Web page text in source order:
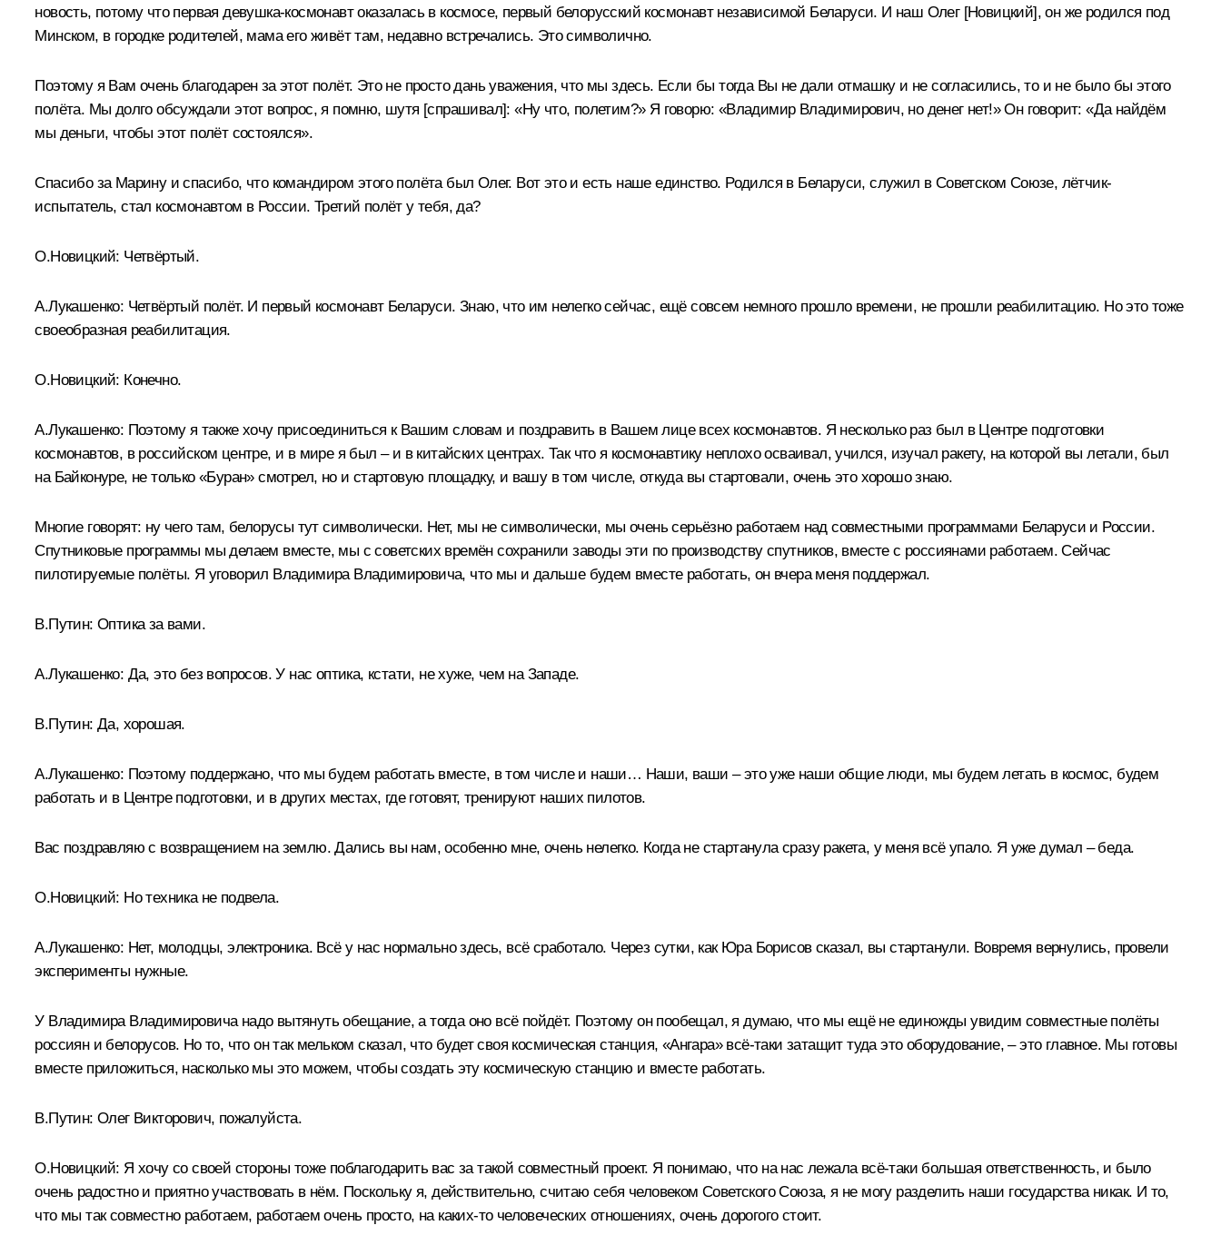
новость, потому что первая девушка-космонавт оказалась в космосе, первый белорусский космонавт независимой Беларуси. И наш Олег [Новицкий], он же родился под
Минском, в городке родителей, мама его живёт там, недавно встречались. Это символично.
Поэтому я Вам очень благодарен за этот полёт. Это не просто дань уважения, что мы здесь. Если бы тогда Вы не дали отмашку и не согласились, то и не было бы этого
полёта. Мы долго обсуждали этот вопрос, я помню, шутя [спрашивал]: «Ну что, полетим?» Я говорю: «Владимир Владимирович, но денег нет!» Он говорит: «Да найдём
мы деньги, чтобы этот полёт состоялся».
Спасибо за Марину и спасибо, что командиром этого полёта был Олег. Вот это и есть наше единство. Родился в Беларуси, служил в Советском Союзе, лётчик-
испытатель, стал космонавтом в России. Третий полёт у тебя, да?
О.Новицкий: Четвёртый.
А.Лукашенко: Четвёртый полёт. И первый космонавт Беларуси. Знаю, что им нелегко сейчас, ещё совсем немного прошло времени, не прошли реабилитацию. Но это тоже
своеобразная реабилитация.
О.Новицкий: Конечно.
А.Лукашенко: Поэтому я также хочу присоединиться к Вашим словам и поздравить в Вашем лице всех космонавтов. Я несколько раз был в Центре подготовки
космонавтов, в российском центре, и в мире я был – и в китайских центрах. Так что я космонавтику неплохо осваивал, учился, изучал ракету, на которой вы летали, был
на Байконуре, не только «Буран» смотрел, но и стартовую площадку, и вашу в том числе, откуда вы стартовали, очень это хорошо знаю.
Многие говорят: ну чего там, белорусы тут символически. Нет, мы не символически, мы очень серьёзно работаем над совместными программами Беларуси и России.
Спутниковые программы мы делаем вместе, мы с советских времён сохранили заводы эти по производству спутников, вместе с россиянами работаем. Сейчас
пилотируемые полёты. Я уговорил Владимира Владимировича, что мы и дальше будем вместе работать, он вчера меня поддержал.
В.Путин: Оптика за вами.
А.Лукашенко: Да, это без вопросов. У нас оптика, кстати, не хуже, чем на Западе.
В.Путин: Да, хорошая.
А.Лукашенко: Поэтому поддержано, что мы будем работать вместе, в том числе и наши… Наши, ваши – это уже наши общие люди, мы будем летать в космос, будем
работать и в Центре подготовки, и в других местах, где готовят, тренируют наших пилотов.
Вас поздравляю с возвращением на землю. Дались вы нам, особенно мне, очень нелегко. Когда не стартанула сразу ракета, у меня всё упало. Я уже думал – беда.
О.Новицкий: Но техника не подвела.
А.Лукашенко: Нет, молодцы, электроника. Всё у нас нормально здесь, всё сработало. Через сутки, как Юра Борисов сказал, вы стартанули. Вовремя вернулись, провели
эксперименты нужные.
У Владимира Владимировича надо вытянуть обещание, а тогда оно всё пойдёт. Поэтому он пообещал, я думаю, что мы ещё не единожды увидим совместные полёты
россиян и белорусов. Но то, что он так мельком сказал, что будет своя космическая станция, «Ангара» всё-таки затащит туда это оборудование, – это главное. Мы готовы
вместе приложиться, насколько мы это можем, чтобы создать эту космическую станцию и вместе работать.
В.Путин: Олег Викторович, пожалуйста.
О.Новицкий: Я хочу со своей стороны тоже поблагодарить вас за такой совместный проект. Я понимаю, что на нас лежала всё-таки большая ответственность, и было
очень радостно и приятно участвовать в нём. Поскольку я, действительно, считаю себя человеком Советского Союза, я не могу разделить наши государства никак. И то,
что мы так совместно работаем, работаем очень просто, на каких-то человеческих отношениях, очень дорогого стоит.